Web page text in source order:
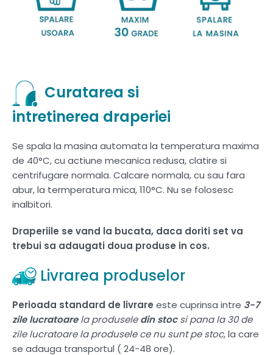
Curatarea si
intretinerea draperiei
Se spala la masina automata la temperatura maxima
de 40°C, cu actiune mecanica redusa, clatire si
centrifugare normala. Calcare normala, cu sau fara
abur, la termperatura mica, 110°C. Nu se folosesc
inalbitori.
Draperiile se vand la bucata, daca doriti set va
trebui sa adaugati doua produse in cos.
Livrarea produselor
Perioada standard de livrare este cuprinsa intre 3-7
zile lucratoarela produseledin stocsi pana la 30 de
zile lucratoare la produsele ce nu sunt pe stoc, la care
se adauga transportul ( 24-48 ore).